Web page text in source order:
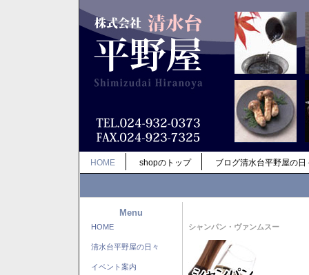
HOME shopのトップ ブログ清水台平野屋の日
Menu
HOME
清水台平野屋の日々
イベント案内
シャンパン・ヴァンムスー